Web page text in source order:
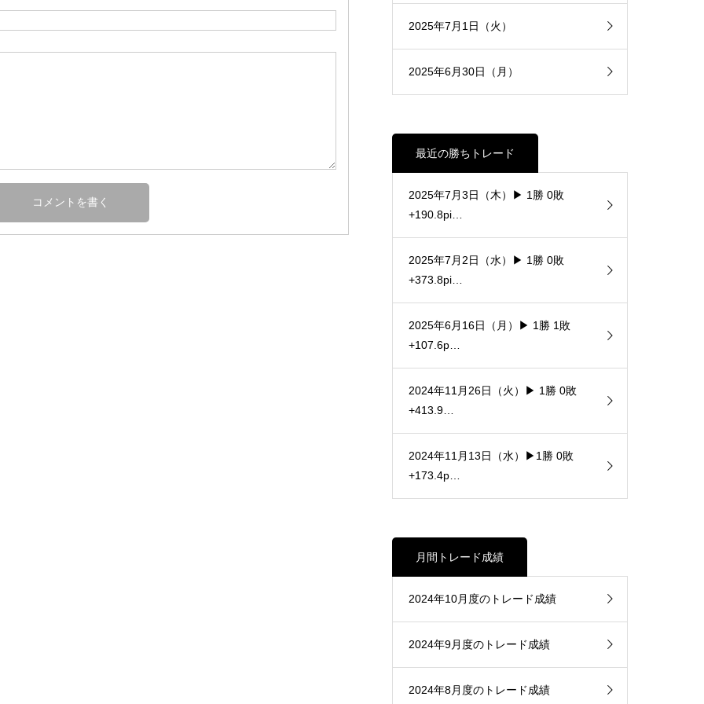
2025年7月1日（火）
2025年6月30日（月）
最近の勝ちトレード
2025年7月3日（木）▶ 1勝 0敗
+190.8pi…
2025年7月2日（水）▶ 1勝 0敗
+373.8pi…
2025年6月16日（月）▶ 1勝 1敗
+107.6p…
2024年11月26日（火）▶ 1勝 0敗
+413.9…
2024年11月13日（水）▶1勝 0敗
+173.4p…
月間トレード成績
2024年10月度のトレード成績
2024年9月度のトレード成績
2024年8月度のトレード成績